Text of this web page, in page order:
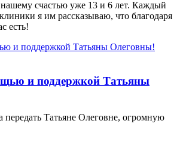
счастью уже 13 и 6 лет. Каждый
я им рассказываю, что благодаря
есть!
и поддержкой Татьяны
Татьяне Олеговне, огромную